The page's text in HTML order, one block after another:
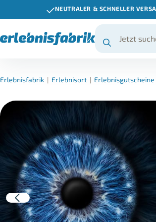
NEUTRALER & SCHNELLER
Erlebnisfabrik | Erlebnisort |